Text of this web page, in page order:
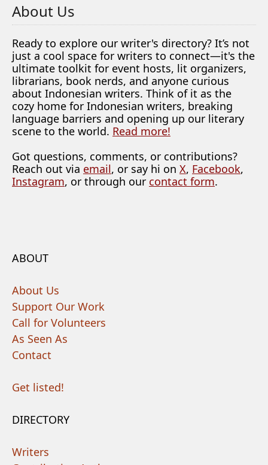
About Us
Ready to explore our writer's directory? It’s not
just a cool space for writers to connect—it's the
ultimate toolkit for event hosts, lit organizers,
librarians, book nerds, and anyone curious
about Indonesian writers. Think of it as the
cozy home for Indonesian writers, breaking
language barriers and opening up our literary
scene to the world. Read more!
Got questions, comments, or contributions?
Reach out via email, or say hi on X, Facebook,
Instagram, or through our contact form.
ABOUT
About Us
Support Our Work
Call for Volunteers
As Seen As
Contact
Get listed!
DIRECTORY
Writers